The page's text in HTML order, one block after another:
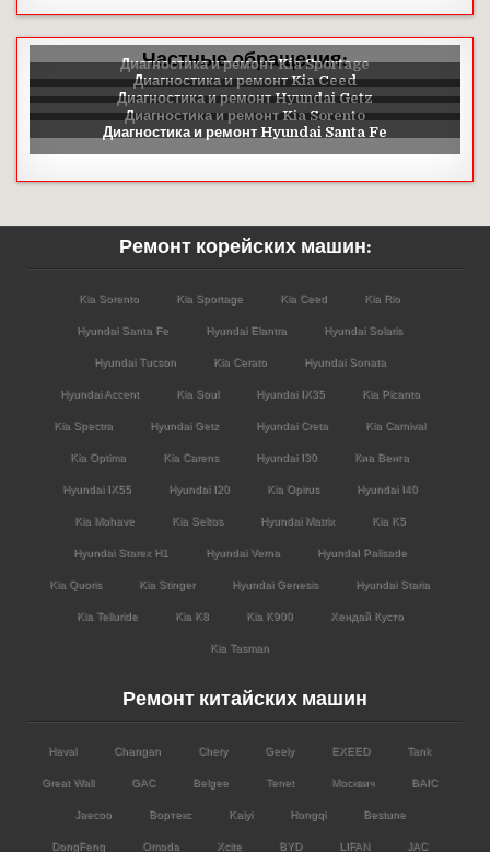
Частные обращения:
Ремонт корейских машин:
Kia Sorento Kia Sportage Kia Ceed Kia Rio
Hyundai Santa Fe Hyundai Elantra Hyundai Solaris
Hyundai Tucson Kia Cerato Hyundai Sonata
Hyundai Accent Kia Soul Hyundai IX35 Kia Picanto
Kia Spectra Hyundai Getz Hyundai Creta Kia Carnival
Kia Optima Kia Carens Hyundai I30 Киа Венга
Hyundai IX55 Hyundai I20 Kia Opirus Hyundai I40
Kia Mohave Kia Seltos Hyundai Matrix Kia K5
Hyundai Starex H1 Hyundai Verna HyundaI Palisade
Kia Quoris Kia Stinger Hyundai Genesis Hyundai Staria
Kia Telluride Kia K8 Kia K900 Хендай Кусто
Kia Tasman
Ремонт китайских машин
Haval Changan Chery Geely EXEED Tank
Great Wall GAC Belgee Tenet Москвич BAIC
Jaecoo Вортекс Kaiyi Hongqi Bestune
DongFeng Omoda Xcite BYD LIFAN JAC